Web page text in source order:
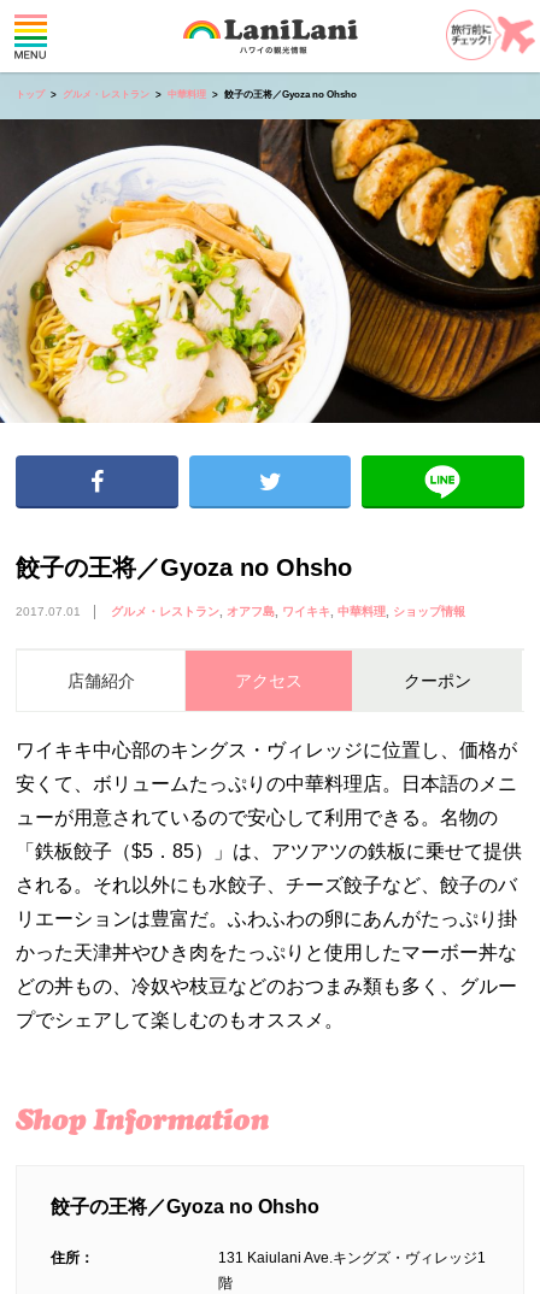
トップ グルメ・レストラン 中華料理 餃子の王将／Gyoza no Ohsho
餃子の王将／Gyoza no Ohsho
2017.07.01 グルメ・レストラン オアフ島 ワイキキ 中華料理 ショップ情報
店舗紹介 アクセス クーポン
ワイキキ中心部のキングス・ヴィレッジに位置し、価格が
安くて、ボリュームたっぷりの中華料理店。日本語のメニ
ューが用意されているので安心して利用できる。名物の
「鉄板餃子（$5．85）」は、アツアツの鉄板に乗せて提供
される。それ以外にも水餃子、チーズ餃子など、餃子のバ
リエーションは豊富だ。ふわふわの卵にあんがたっぷり掛
かった天津丼やひき肉をたっぷりと使用したマーボー丼な
どの丼もの、冷奴や枝豆などのおつまみ類も多く、グルー
プでシェアして楽しむのもオススメ。
餃子の王将／Gyoza no Ohsho
住所：
131 Kaiulani Ave.キングズ・ヴィレッジ1
階